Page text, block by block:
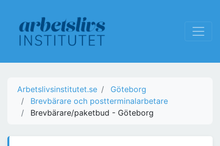
Arbetslivsinstitutet.se
Göteborg
Brevbärare och postterminalarbetare
Brevbärare/paketbud - Göteborg